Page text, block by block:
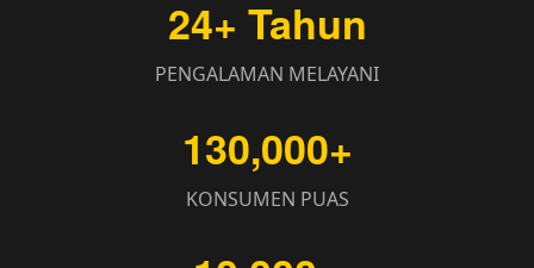
24+ Tahun
PENGALAMAN MELAYANI
130,000+
KONSUMEN PUAS